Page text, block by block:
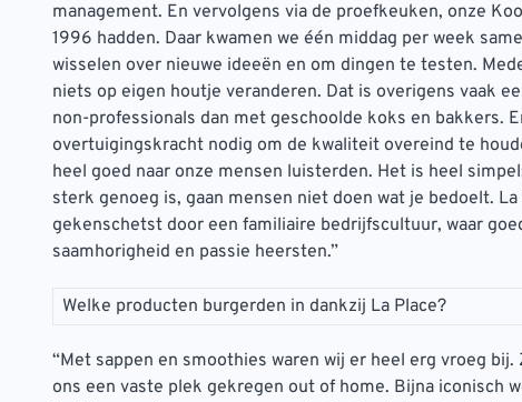
management. En vervolgens via de proefkeuken, onze
1996 hadden. Daar kwamen we één middag per week
wisselen over nieuwe ideeën en om dingen te testen.
niets op eigen houtje veranderen. Dat is overigens vaak
non-professionals dan met geschoolde koks en bakkers.
overtuigingskracht nodig om de kwaliteit overeind te
heel goed naar onze mensen luisterden. Het is heel
sterk genoeg is, gaan mensen niet doen wat je bedoelt.
gekenschetst door een familiaire bedrijfscultuur, waar
saamhorigheid en passie heersten.”
Welke producten burgerden in dankzij La Place?
“Met sappen en smoothies waren wij er heel erg vroeg
ons een vaste plek gekregen out of home. Bijna iconisch